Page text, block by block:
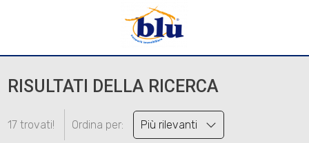
RISULTATI DELLA RICERCA
17 trovati! Ordina per: Più rilevanti